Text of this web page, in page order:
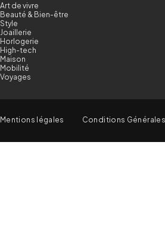
Art de vivre
Beauté & Bien-être
Style
Joaillerie
Horlogerie
High-tech
Maison
Mobilité
Voyages
Mentions légales Conditions